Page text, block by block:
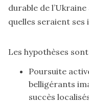
durable de l’Ukraine
quelles seraient
Les hypothèses
Poursuite
belligérants
succès